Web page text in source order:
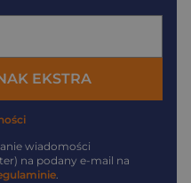
EKSTRA
wiadomości
na podany e-mail na
.